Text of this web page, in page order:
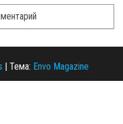
| Тема: Envo Magazine